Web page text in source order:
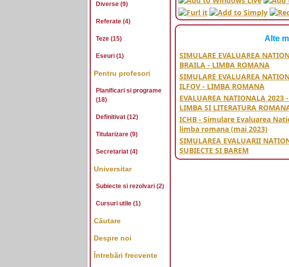
Alte
SIMULARE EVALUAREA
BRAILA - LIMBA ROMANA
SIMULARE EVALUAREA
ILFOV - LIMBA ROMANA
EVALUAREA NATIONALA 2023 -
LIMBA SI LITERATURA
ICHB - Simulare Evaluarea
limba romana (mai 2023)
SIMULAREA EVALUARII
SUBIECTE SI BAREM
Diverse (9)
Referate (4)
Teze (15)
Eseuri (1)
Pentru profesori
Planificari si programe
(18)
Definitivat (12)
Titularizare (9)
Secretariat (4)
Universitar
Subiecte si rezolvari (2)
Cursuri utile (1)
Căutare
Despre noi
Întrebări frecvente